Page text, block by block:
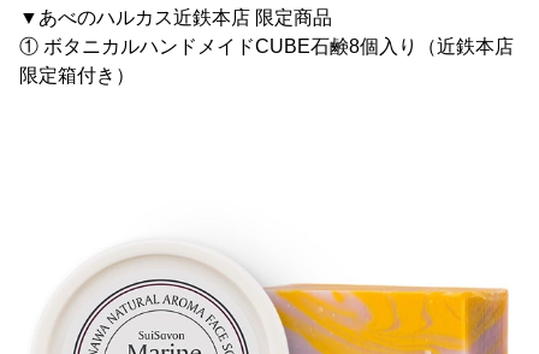
▼あべのハルカス近鉄本店 限定商品
① ボタニカルハンドメイドCUBE石鹸8個入り（近鉄本店
限定箱付き）